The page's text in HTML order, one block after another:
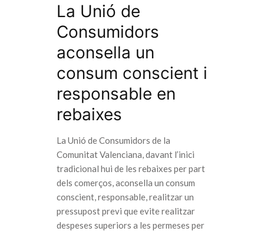
La Unió de
Consumidors
aconsella un
consum conscient i
responsable en
rebaixes
La Unió de Consumidors de la
Comunitat Valenciana, davant l’inici
tradicional hui de les rebaixes per part
dels comerços, aconsella un consum
conscient, responsable, realitzar un
pressupost previ que evite realitzar
despeses superiors a les permeses per